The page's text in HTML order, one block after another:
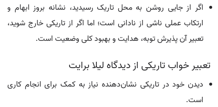
اگر از جایی روشن به محل تاریک رسیدید، نشانه بروز ابهام و
ارتکاب عملی ناشی از نادانی است؛ اما اگر از تاریکی خارج شوید،
تعبیر آن پذیرش توبه، هدایت و بهبود کلی وضعیت است.
تعبیر خواب تاریکی از دیدگاه لیلا برایت
دیدن خود در تاریکی نشان‌دهنده نیاز به کمک برای انجام کاری
است.